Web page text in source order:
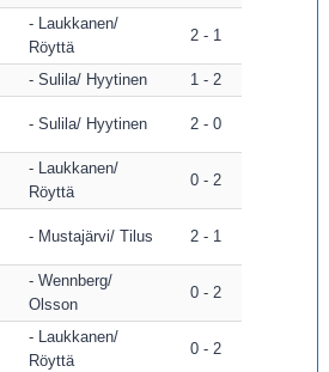
Laukkanen/
Röyttä
2 - 1
Sulila/ Hyytinen 1 - 2
Sulila/ Hyytinen 2 - 0
Laukkanen/
Röyttä
0 - 2
Mustajärvi/ Tilus 2 - 1
Wennberg/
Olsson
0 - 2
Laukkanen/
Röyttä
0 - 2